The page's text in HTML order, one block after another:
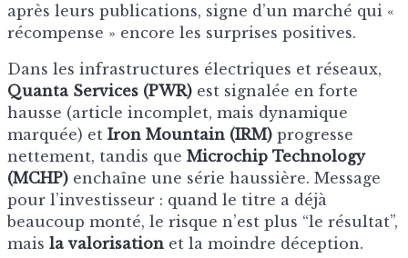
après leurs publications, signe d’un marché qui «
récompense » encore les surprises positives.
Dans les infrastructures électriques et réseaux,
Quanta Services (PWR) est signalée en forte
hausse (article incomplet, mais dynamique
marquée) et Iron Mountain (IRM) progresse
nettement, tandis que Microchip Technology
(MCHP) enchaîne une série haussière. Message
pour l’investisseur : quand le titre a déjà
beaucoup monté, le risque n’est plus “le résultat”,
mais la valorisation et la moindre déception.